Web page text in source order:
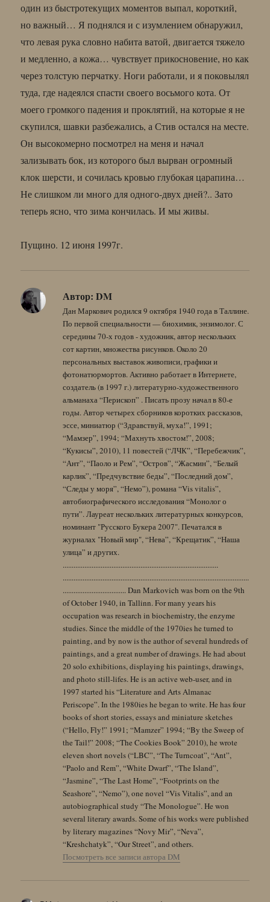
один из быстротекущих моментов выпал, короткий,
но важный… Я поднялся и с изумлением обнаружил,
что левая рука словно набита ватой, двигается тяжело
и медленно, а кожа… чувствует прикосновение, но как
через толстую перчатку. Ноги работали, и я поковылял
туда, где надеялся спасти своего восьмого кота. От
моего громкого падения и проклятий, на которые я не
скупился, шавки разбежались, а Стив остался на месте.
Он высокомерно посмотрел на меня и начал
зализывать бок, из которого был вырван огромный
клок шерсти, и сочилась кровью глубокая царапина…
Не слишком ли много для одного-двух дней?.. Зато
теперь ясно, что зима кончилась. И мы живы.
Пущино. 12 июня 1997г.
Автор: DM
Дан Маркович родился 9 октября 1940 года в Таллине.
По первой специальности — биохимик, энзимолог. С
середины 70-х годов - художник, автор нескольких
сот картин, множества рисунков. Около 20
персональных выставок живописи, графики и
фотонатюрмортов. Активно работает в Интернете,
создатель (в 1997 г.) литературно-художественного
альманаха “Перископ” . Писать прозу начал в 80-е
годы. Автор четырех сборников коротких рассказов,
эссе, миниатюр (“Здравствуй, муха!”, 1991;
“Мамзер”, 1994; “Махнуть хвостом!”, 2008;
“Кукисы”, 2010), 11 повестей (“ЛЧК”, “Перебежчик”,
“Ант”, “Паоло и Рем”, “Остров”, “Жасмин”, “Белый
карлик”, “Предчувствие беды”, “Последний дом”,
“Следы у моря”, “Немо”), романа “Vis vitalis”,
автобиографического исследования “Монолог о
пути”. Лауреат нескольких литературных конкурсов,
номинант "Русского Букера 2007". Печатался в
журналах "Новый мир", “Нева”, “Крещатик”, “Наша
улица” и других.
......................................................................................
.......................................................................................................
................................... Dan Markovich was born on the 9th
of October 1940, in Tallinn. For many years his
occupation was research in biochemistry, the enzyme
studies. Since the middle of the 1970ies he turned to
painting, and by now is the author of several hundreds of
paintings, and a great number of drawings. He had about
20 solo exhibitions, displaying his paintings, drawings,
and photo still-lifes. He is an active web-user, and in
1997 started his “Literature and Arts Almanac
Periscope”. In the 1980ies he began to write. He has four
books of short stories, essays and miniature sketches
(“Hello, Fly!” 1991; “Mamzer” 1994; “By the Sweep of
the Tail!” 2008; “The Cookies Book” 2010), he wrote
eleven short novels (“LBC”, “The Turncoat”, “Ant”,
“Paolo and Rem”, “White Dwarf”, “The Island”,
“Jasmine”, “The Last Home”, “Footprints on the
Seashore”, “Nemo”), one novel “Vis Vitalis”, and an
autobiographical study “The Monologue”. He won
several literary awards. Some of his works were published
by literary magazines “Novy Mir”, “Neva”,
“Kreshchatyk”, “Our Street”, and others.
Посмотреть все записи автора DM